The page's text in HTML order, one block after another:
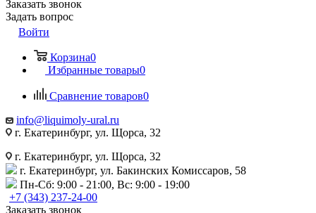
Заказать звонок
Задать вопрос
Войти
Корзина0
Избранные товары0
Сравнение товаров0
info@liquimoly-ural.ru
г. Екатеринбург, ул. Щорса, 32
г. Екатеринбург, ул. Щорса, 32
г. Екатеринбург, ул. Бакинских Комиссаров, 58
Пн-Сб: 9:00 - 21:00, Вс: 9:00 - 19:00
+7 (343) 237-24-00
Заказать звонок